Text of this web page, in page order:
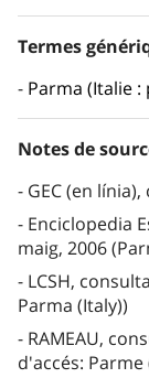
Termes
Parma (Italie :
Notes de
GEC (en
Enciclopedia
maig, 2006
LCSH,
Parma (Italy))
RAMEAU,
d'accés: Parme